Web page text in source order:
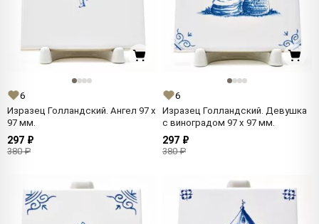
6
Изразец Голландский. Ангел 97 x
97 мм.
297 ₽
380 ₽
6
Изразец Голландский. Девушка
с виноградом 97 x 97 мм.
297 ₽
380 ₽